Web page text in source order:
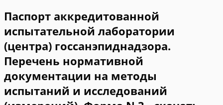
Паспорт аккредитованной
испытательной лаборатории
(центра) госсанэпиднадзора.
Перечень нормативной
документации на методы
испытаний и исследований